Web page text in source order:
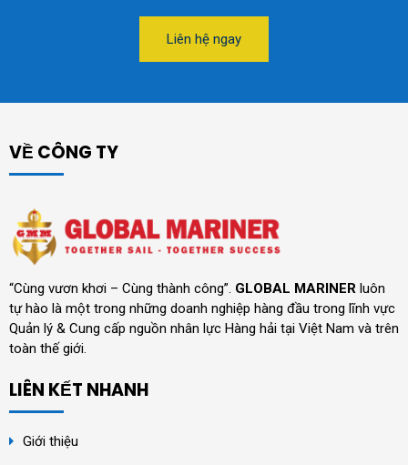
Liên hệ ngay
VỀ CÔNG TY
“Cùng vươn khơi – Cùng thành công”. GLOBAL MARINER luôn
tự hào là một trong những doanh nghiệp hàng đầu trong lĩnh vực
Quản lý & Cung cấp nguồn nhân lực Hàng hải tại Việt Nam và trên
toàn thế giới.
LIÊN KẾT NHANH
Giới thiệu